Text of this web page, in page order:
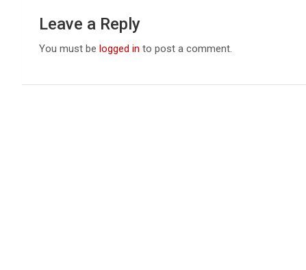
Leave a Reply
You must be logged in to post a comment.